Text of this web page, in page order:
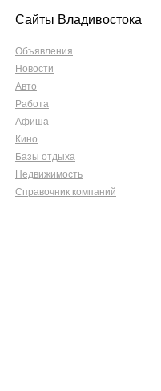
Сайты Владивостока
Объявления
Новости
Авто
Работа
Афиша
Кино
Базы отдыха
Недвижимость
Справочник компаний